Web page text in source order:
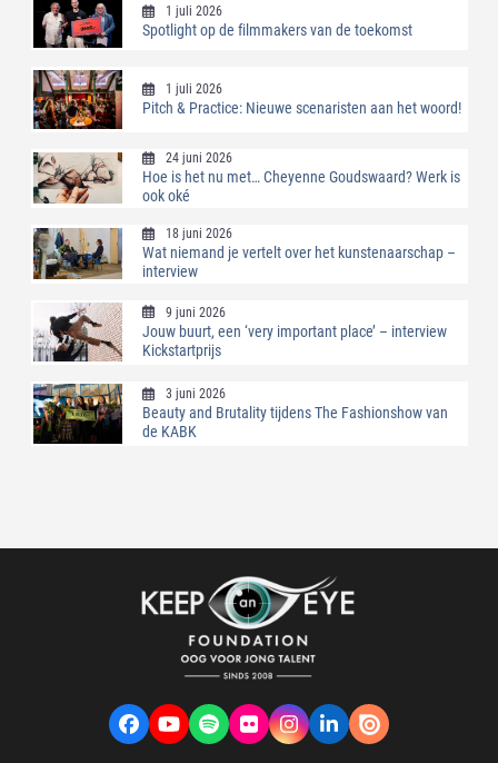
1 juli 2026
Spotlight op de filmmakers van de toekomst
1 juli 2026
Pitch & Practice: Nieuwe scenaristen aan het woord!
24 juni 2026
Hoe is het nu met… Cheyenne Goudswaard? Werk is
ook oké
18 juni 2026
Wat niemand je vertelt over het kunstenaarschap –
interview
9 juni 2026
Jouw buurt, een ‘very important place’ – interview
Kickstartprijs
3 juni 2026
Beauty and Brutality tijdens The Fashionshow van
de KABK
Facebook
YouTubeSpotifyFlickrInstagram
LinkedIn
VK